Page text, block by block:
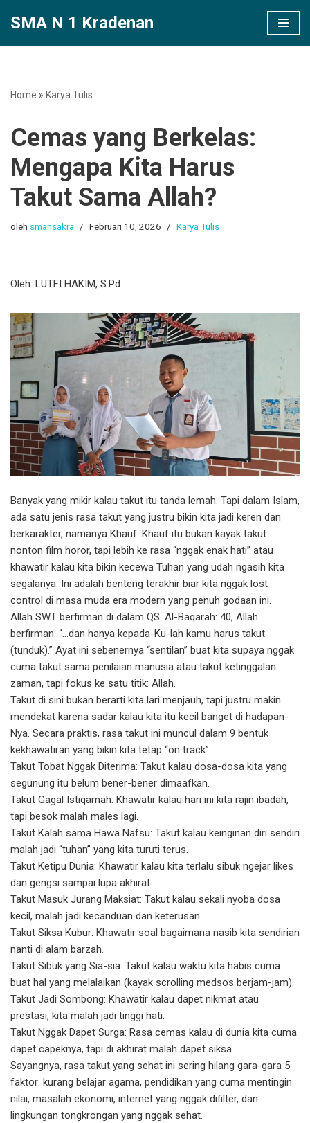
SMA N 1 Kradenan
Home » Karya Tulis
Cemas yang Berkelas:
Mengapa Kita Harus
Takut Sama Allah?
oleh smansakra Februari 10, 2026 Karya Tulis
Oleh: LUTFI HAKIM, S.Pd
Banyak yang mikir kalau takut itu tanda lemah. Tapi dalam Islam,
ada satu jenis rasa takut yang justru bikin kita jadi keren dan
berkarakter, namanya Khauf. Khauf itu bukan kayak takut
nonton film horor, tapi lebih ke rasa “nggak enak hati” atau
khawatir kalau kita bikin kecewa Tuhan yang udah ngasih kita
segalanya. Ini adalah benteng terakhir biar kita nggak lost
control di masa muda era modern yang penuh godaan ini.
Allah SWT berfirman di dalam QS. Al-Baqarah: 40, Allah
berfirman: “…dan hanya kepada-Ku-lah kamu harus takut
(tunduk).” Ayat ini sebenernya “sentilan” buat kita supaya nggak
cuma takut sama penilaian manusia atau takut ketinggalan
zaman, tapi fokus ke satu titik: Allah.
Takut di sini bukan berarti kita lari menjauh, tapi justru makin
mendekat karena sadar kalau kita itu kecil banget di hadapan-
Nya. Secara praktis, rasa takut ini muncul dalam 9 bentuk
kekhawatiran yang bikin kita tetap “on track”:
Takut Tobat Nggak Diterima: Takut kalau dosa-dosa kita yang
segunung itu belum bener-bener dimaafkan.
Takut Gagal Istiqamah: Khawatir kalau hari ini kita rajin ibadah,
tapi besok malah males lagi.
Takut Kalah sama Hawa Nafsu: Takut kalau keinginan diri sendiri
malah jadi “tuhan” yang kita turuti terus.
Takut Ketipu Dunia: Khawatir kalau kita terlalu sibuk ngejar likes
dan gengsi sampai lupa akhirat.
Takut Masuk Jurang Maksiat: Takut kalau sekali nyoba dosa
kecil, malah jadi kecanduan dan keterusan.
Takut Siksa Kubur: Khawatir soal bagaimana nasib kita sendirian
nanti di alam barzah.
Takut Sibuk yang Sia-sia: Takut kalau waktu kita habis cuma
buat hal yang melalaikan (kayak scrolling medsos berjam-jam).
Takut Jadi Sombong: Khawatir kalau dapet nikmat atau
prestasi, kita malah jadi tinggi hati.
Takut Nggak Dapet Surga: Rasa cemas kalau di dunia kita cuma
dapet capeknya, tapi di akhirat malah dapet siksa.
Sayangnya, rasa takut yang sehat ini sering hilang gara-gara 5
faktor: kurang belajar agama, pendidikan yang cuma mentingin
nilai, masalah ekonomi, internet yang nggak difilter, dan
lingkungan tongkrongan yang nggak sehat.